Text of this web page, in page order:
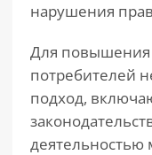
нарушения
Для повышения
потребителей
подход,
деятельностью